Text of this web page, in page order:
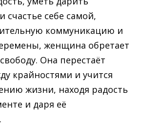
счастье себе самой,
коммуникацию и
женщина обретает
Она перестаёт
крайностями и учится
жизни, находя радость
и даря её